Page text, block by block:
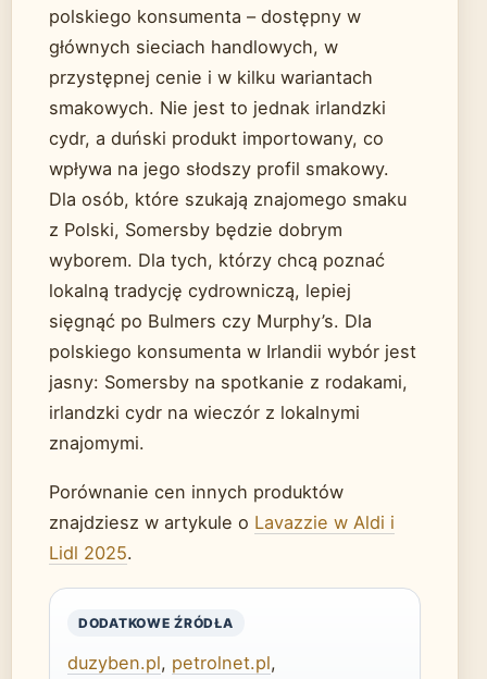
polskiego konsumenta – dostępny w
głównych sieciach handlowych, w
przystępnej cenie i w kilku wariantach
smakowych. Nie jest to jednak irlandzki
cydr, a duński produkt importowany, co
wpływa na jego słodszy profil smakowy.
Dla osób, które szukają znajomego smaku
z Polski, Somersby będzie dobrym
wyborem. Dla tych, którzy chcą poznać
lokalną tradycję cydrowniczą, lepiej
sięgnąć po Bulmers czy Murphy’s. Dla
polskiego konsumenta w Irlandii wybór jest
jasny: Somersby na spotkanie z rodakami,
irlandzki cydr na wieczór z lokalnymi
znajomymi.
Porównanie cen innych produktów
znajdziesz w artykule o Lavazzie w Aldi i
Lidl 2025.
DODATKOWE ŹRÓDŁA
duzyben.pl, petrolnet.pl,